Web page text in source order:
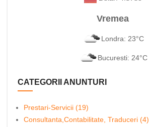
Vremea
Londra: 23°C
Bucuresti: 24°C
CATEGORII ANUNTURI
Prestari-Servicii (19)
Consultanta,Contabilitate, Traduceri (4)